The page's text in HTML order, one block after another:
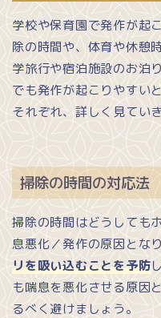
学校や保育園で発作が起
除の時間や、体育や休憩
学旅行や宿泊施設のお泊
でも発作が起こりやすい
それぞれ、詳しく見てい
掃除の時間の対応法
掃除の時間はどうしても
息悪化／発作の原因となり
リを吸い込むことを予防
も喘息を悪化させる原因
るべく避けましょう。